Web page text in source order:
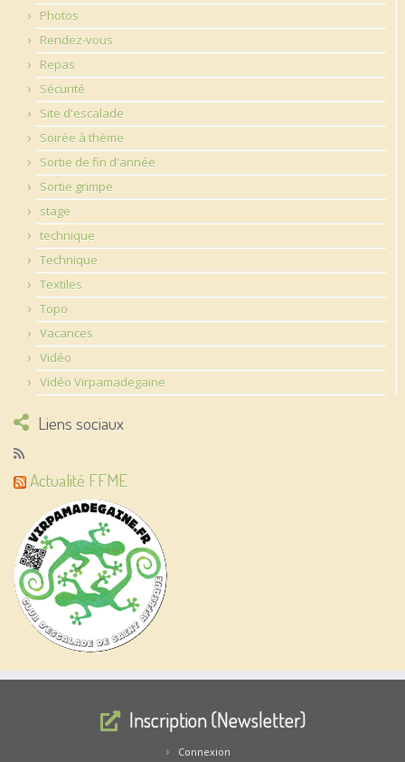
Photos
Rendez-vous
Repas
Sécurité
Site d'escalade
Soirée à thème
Sortie de fin d'année
Sortie grimpe
stage
technique
Technique
Textiles
Topo
Vacances
Vidéo
Vidéo Virpamadegaine
Liens sociaux
Actualité FFME
Inscription (Newsletter)
Connexion